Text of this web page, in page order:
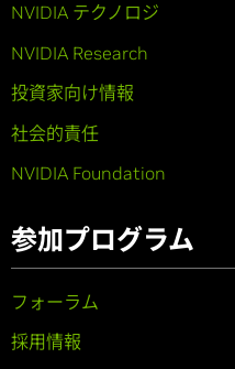
NVIDIA テクノロジ
NVIDIA Research
投資家向け情報
社会的責任
NVIDIA Foundation
参加プログラム
フォーラム
採用情報